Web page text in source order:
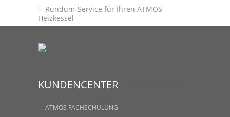
Rundum-Service für Ihren ATMOS
Heizkessel
KUNDENCENTER
ATMOS FACHSCHULUNG